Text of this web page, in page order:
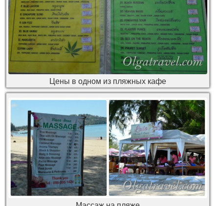
Цены в одном из пляжных кафе